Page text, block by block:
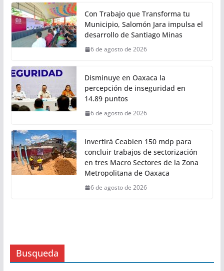
Con Trabajo que Transforma tu
Municipio, Salomón Jara impulsa el
desarrollo de Santiago Minas
6 de agosto de 2026
Disminuye en Oaxaca la
percepción de inseguridad en
14.89 puntos
6 de agosto de 2026
Invertirá Ceabien 150 mdp para
concluir trabajos de sectorización
en tres Macro Sectores de la Zona
Metropolitana de Oaxaca
6 de agosto de 2026
Busqueda